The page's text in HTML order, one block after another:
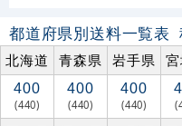
都道府県別送料一覧表
北海道
青森県 岩手県
400
(440)
400
(440)
400
(440)